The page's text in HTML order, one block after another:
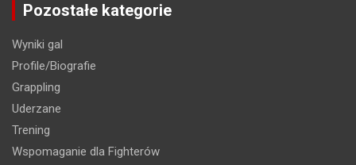
Pozostałe kategorie
Wyniki gal
Profile/Biografie
Grappling
Uderzane
Trening
Wspomaganie dla Fighterów